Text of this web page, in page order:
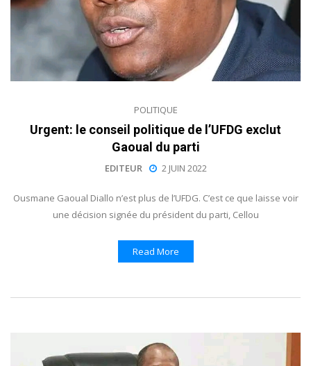
POLITIQUE
Urgent: le conseil politique de l’UFDG exclut
Gaoual du parti
EDITEUR 2 JUIN 2022
Ousmane Gaoual Diallo n’est plus de l’UFDG. C’est ce que laisse voir
une décision signée du président du parti, Cellou
Read More